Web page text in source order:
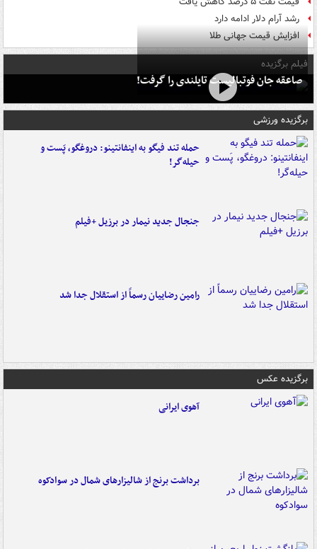
رشد آرام دلار ادامه دارد
افزایش قیمت جهانی طلا
فیلم برگزیده
صاعقه جان فوتبالیست تایلندی را گرفت!
برگزیده ورزشی
حمله تند فیگو به اینفانتینو: دروغگو، پَست‌ و
حیله‌گر!
جنجال جدید نیمار در برزیل +فیلم
رامین رضاییان رسماً از استقلال جدا شد
برگزیده عکس
آهوی ایرانی
برداشت برنج از شالیزارهای شمال در سوادکوه